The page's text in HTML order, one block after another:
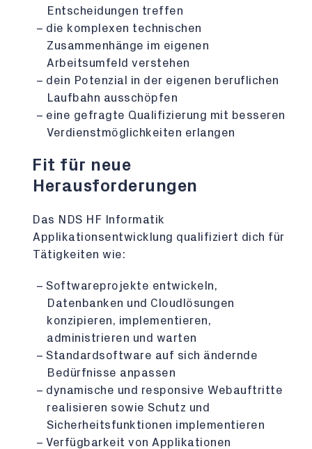
Entscheidungen treffen
die komplexen technischen
Zusammenhänge im eigenen
Arbeitsumfeld verstehen
dein Potenzial in der eigenen beruflichen
Laufbahn ausschöpfen
eine gefragte Qualifizierung mit besseren
Verdienstmöglichkeiten erlangen
Fit für neue
Herausforderungen
Das NDS HF Informatik
Applikationsentwicklung qualifiziert dich für
Tätigkeiten wie:
Softwareprojekte entwickeln,
Datenbanken und Cloudlösungen
konzipieren, implementieren,
administrieren und warten
Standardsoftware auf sich ändernde
Bedürfnisse anpassen
dynamische und responsive Webauftritte
realisieren sowie Schutz und
Sicherheitsfunktionen implementieren
Verfügbarkeit von Applikationen